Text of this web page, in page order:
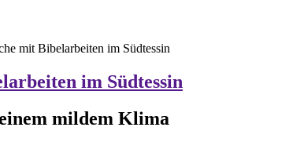
mit Bibelarbeiten im Südtessin
im Südtessin
mildem Klima